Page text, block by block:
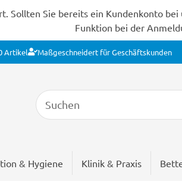
Sollten Sie bereits ein Kundenkonto
Funktion bei der
Artikel Maßgeschneidert für Geschäftskunden
& Hygiene Klinik & Praxis